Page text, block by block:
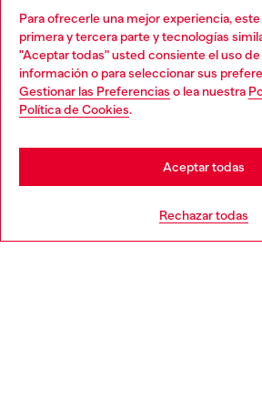
Para ofrecerle una mejor experiencia,
primera y tercera parte y tecnologías
"Aceptar todas" usted consiente el uso de
información o para seleccionar sus
Gestionar las Preferencias o lea nuestra
Política de Cookies.
Rechazar todas
Aceptar todas
Encuentra tu denim
Choose your location
You are currently browsing España
may be based in United States